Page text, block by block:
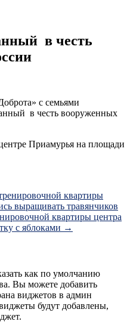
в честь
с семьями
в честь вооруженных
Приамурья на площади
квартиры
выращивать травянчиков
квартиры центра
с яблоками →
как по умолчанию
Вы можете добавить
виджетов в админ
будут добавлены,